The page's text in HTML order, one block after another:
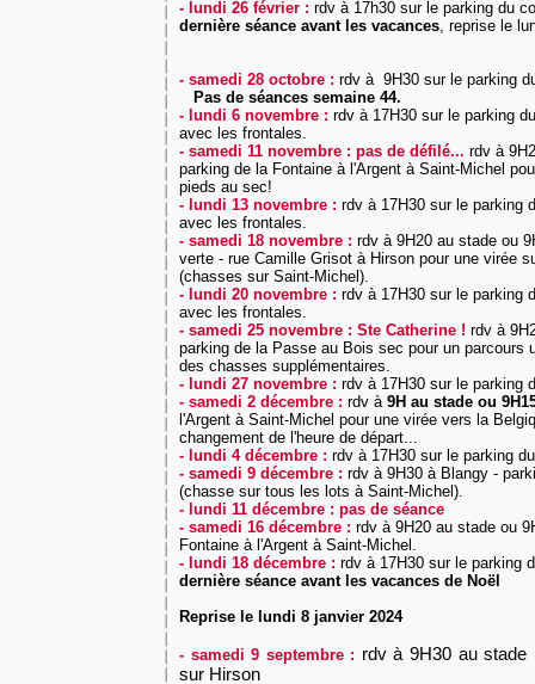
- lundi 26 février : rdv à 17h30 sur le parking du
dernière séance avant les vacances, reprise le
- samedi 28 octobre : rdv à 9H30 sur le parking
Pas de séances semaine 44.
- lundi 6 novembre : rdv à 17H30 sur le parking
avec les frontales.
- samedi 11 novembre : pas de défilé... rdv à
parking de la Fontaine à l'Argent à Saint-Michel
pieds au sec!
- lundi 13 novembre : rdv à 17H30 sur le parking
avec les frontales.
- samedi 18 novembre : rdv à 9H20 au stade ou
verte - rue Camille Grisot à Hirson pour une virée
(chasses sur Saint-Michel).
- lundi 20 novembre : rdv à 17H30 sur le parking
avec les frontales.
- samedi 25 novembre : Ste Catherine ! rdv à
parking de la Passe au Bois sec pour un parcours
des chasses supplémentaires.
- lundi 27 novembre : rdv à 17H30 sur le parking
- samedi 2 décembre : rdv à 9H au stade ou
l'Argent à Saint-Michel pour une virée vers la
changement de l'heure de départ...
- lundi 4 décembre : rdv à 17H30 sur le parking
- samedi 9 décembre : rdv à 9H30 à Blangy -
(chasse sur tous les lots à Saint-Michel).
- lundi 11 décembre : pas de séance
- samedi 16 décembre : rdv à 9H20 au stade ou
Fontaine à l'Argent à Saint-Michel.
- lundi 18 décembre : rdv à 17H30 sur le parking
dernière séance avant les vacances de Noël
Reprise le lundi 8 janvier 2024
- samedi 9 septembre : rdvà 9H30 au stade
sur Hirson